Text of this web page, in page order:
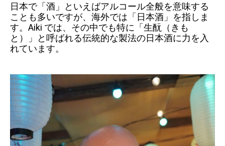
日本で「酒」といえばアルコール全般を意味する
ことも多いですが、海外では「日本酒」を指しま
す。Aiki では、その中でも特に「生酛（きも
と）」と呼ばれる伝統的な製法の日本酒に力を入
れています。